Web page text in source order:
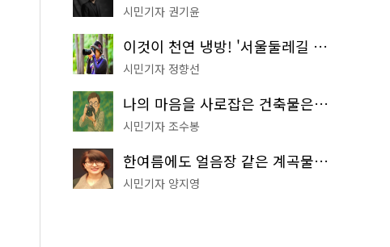
시민기자 권기윤
이것이 천연 냉방! '서울둘레길 9코스'로 숲속 피서 떠나볼까
시민기자 정향선
나의 마음을 사로잡은 건축물은? '서울시 건축상' 수상작 공개!
시민기자 조수봉
한여름에도 얼음장 같은 계곡물! 서울 '진관사 계곡'이 천국이네~
시민기자 양지영